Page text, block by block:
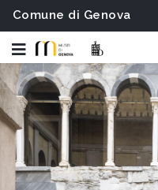
Comune di Genova